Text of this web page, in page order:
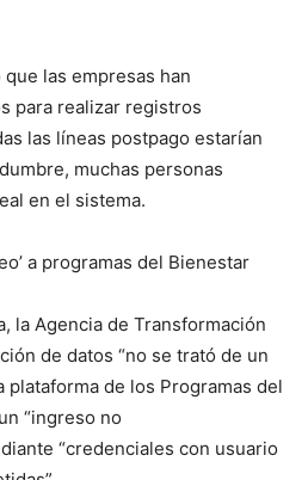
las empresas han
para realizar registros
las líneas postpago estarían
muchas personas
en el sistema.
a programas del Bienestar
la Agencia de Transformación
de datos “no se trató de un
plataforma de los Programas del
“ingreso no
“credenciales con usuario